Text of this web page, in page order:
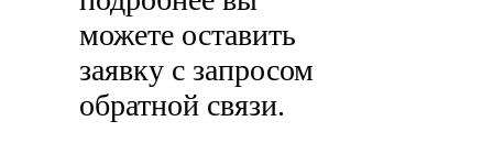
можете оставить
заявку с запросом
обратной связи.